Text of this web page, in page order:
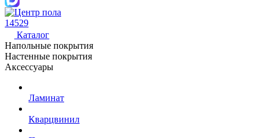
14529
Каталог
Напольные покрытия
Настенные покрытия
Аксессуары
Ламинат
Кварцвинил